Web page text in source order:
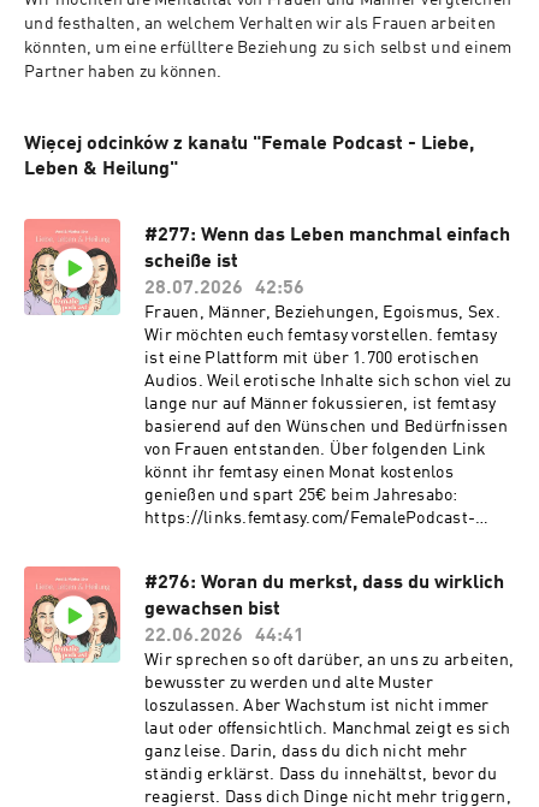
und festhalten, an welchem Verhalten wir als Frauen arbeiten
könnten, um eine erfülltere Beziehung zu sich selbst und einem
Partner haben zu können.
Więcej odcinków z kanału "Female Podcast - Liebe,
Leben & Heilung"
#277: Wenn das Leben manchmal einfach
scheiße ist
28.07.2026
42:56
Frauen, Männer, Beziehungen, Egoismus, Sex.
Wir möchten euch femtasy vorstellen. femtasy
ist eine Plattform mit über 1.700 erotischen
Audios. Weil erotische Inhalte sich schon viel zu
lange nur auf Männer fokussieren, ist femtasy
basierend auf den Wünschen und Bedürfnissen
von Frauen entstanden. Über folgenden Link
könnt ihr femtasy einen Monat kostenlos
genießen und spart 25€ beim Jahresabo:
https://links.femtasy.com/FemalePodcast-
Beziehung, das Leben und man weiß nicht mal
genau, wo man anfangen soll, das zu sortieren.
In dieser Folge reden wir über genau dieses
Gefühl. Nicht mit Ratschlägen die klingen als
kämen sie aus einem Self-Help-Buch, und ohne
das typische „alles passiert aus einem Grund”.
Sondern ehrlich. Über Schmerz der da sein darf,
über gut gemeinte Sätze die eigentlich wehtun,
und darüber was wirklich hilft wenn man
gerade einfach durch muss.
#276: Woran du merkst, dass du wirklich
gewachsen bist
22.06.2026
44:41
Wir sprechen so oft darüber, an uns zu arbeiten,
bewusster zu werden und alte Muster
loszulassen. Aber Wachstum ist nicht immer
laut oder offensichtlich. Manchmal zeigt es sich
ganz leise. Darin, dass du dich nicht mehr
ständig erklärst. Dass du innehältst, bevor du
reagierst. Dass dich Dinge nicht mehr triggern,